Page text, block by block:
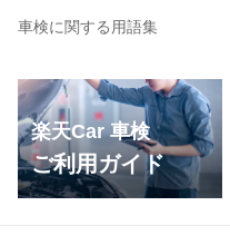
車検に関する用語集
楽天Car 車検
ご利用ガイド